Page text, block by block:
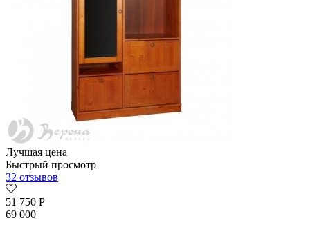
Лучшая цена
Быстрый просмотр
32 отзывов
51 750 Р
69 000